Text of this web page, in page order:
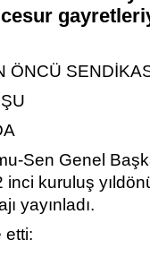
cesur
ÖNCÜ
Sen Genel
kuruluş
yayınladı.
etti: